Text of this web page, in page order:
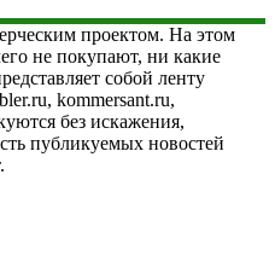
проектом. На этом
не покупают, ни какие
собой ленту
kommersant.ru,
без искажения,
публикуемых новостей